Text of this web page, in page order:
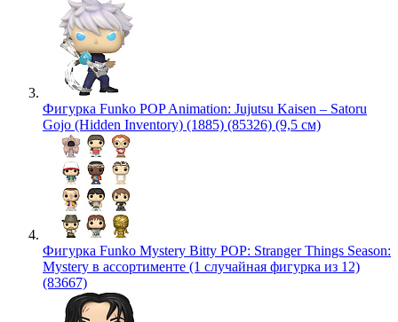
Фигурка Funko POP Animation: Jujutsu Kaisen – Satoru
Gojo (Hidden Inventory) (1885) (85326) (9,5 см)
Фигурка Funko Mystery Bitty POP: Stranger Things Season:
Mystery в ассортименте (1 случайная фигурка из 12)
(83667)